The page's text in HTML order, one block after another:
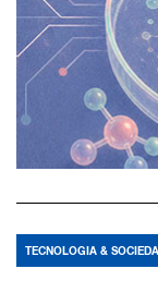
TECNOLOGIA &